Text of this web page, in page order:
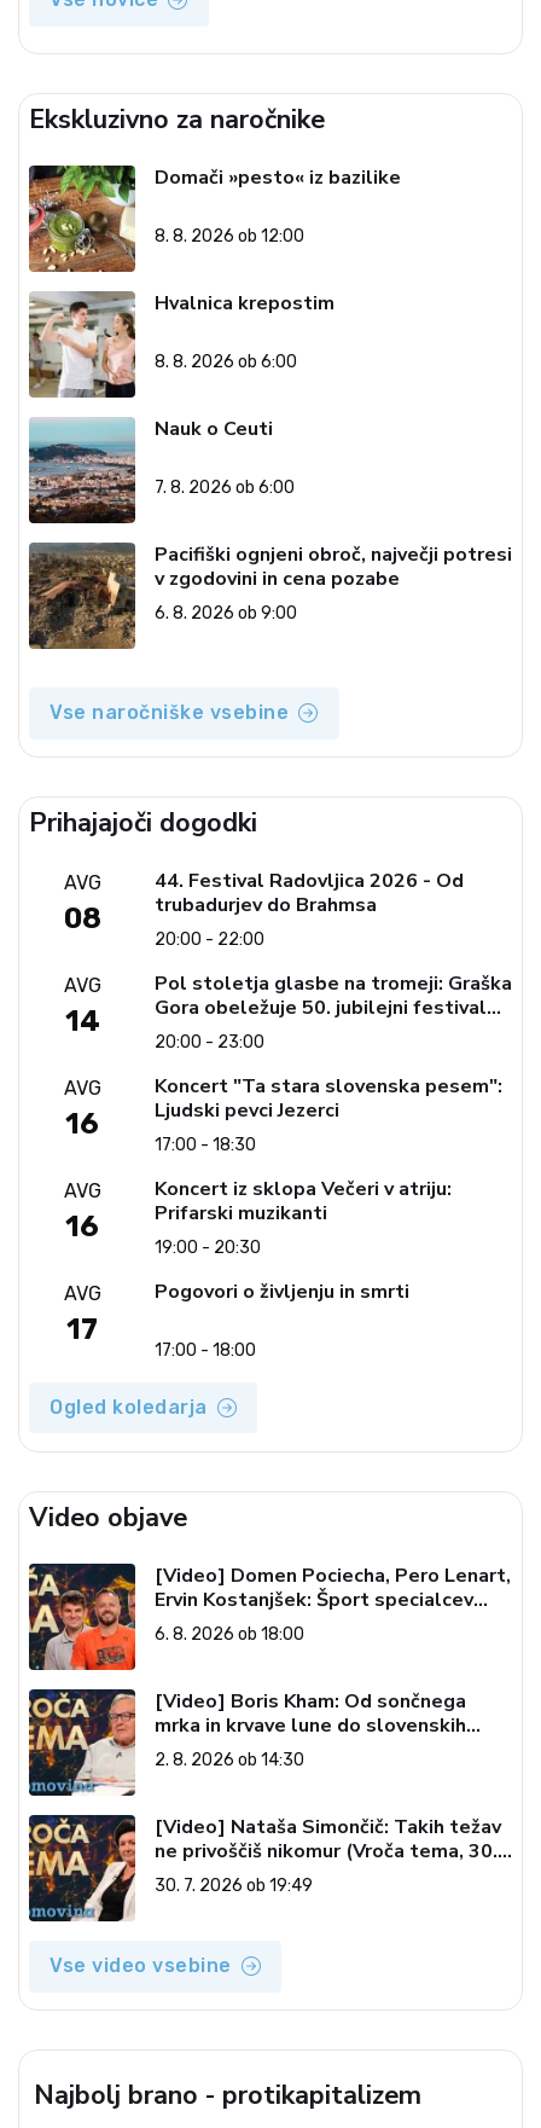
Ekskluzivno za naročnike
Domači »pesto« iz bazilike
8. 8. 2026 ob 12:00
Hvalnica krepostim
8. 8. 2026 ob 6:00
Nauk o Ceuti
7. 8. 2026 ob 6:00
Pacifiški ognjeni obroč, največji potresi
v zgodovini in cena pozabe
6. 8. 2026 ob 9:00
Vse naročniške vsebine
Prihajajoči dogodki
AVG
08
44. Festival Radovljica 2026 - Od
trubadurjev do Brahmsa
20:00 - 22:00
AVG
14
Pol stoletja glasbe na tromeji: Graška
Gora obeležuje 50. jubilejni festival
narodno-zabavne glasbe
20:00 - 23:00
AVG
16
Koncert "Ta stara slovenska pesem":
Ljudski pevci Jezerci
17:00 - 18:30
AVG
16
Koncert iz sklopa Večeri v atriju:
Prifarski muzikanti
19:00 - 20:30
AVG
17
Pogovori o življenju in smrti
17:00 - 18:00
Ogled koledarja
Video objave
[Video] Domen Pociecha, Pero Lenart,
Ervin Kostanjšek: Šport specialcev
(Vroča tema, 6. 8. 2026)
6. 8. 2026 ob 18:00
[Video] Boris Kham: Od sončnega
mrka in krvave lune do slovenskih
pečatov v vesolju (Vroča tema, 2. 8.
2026)
2. 8. 2026 ob 14:30
[Video] Nataša Simončič: Takih težav
ne privoščiš nikomur (Vroča tema, 30.
7. 2026)
30. 7. 2026 ob 19:49
Vse video vsebine
Najbolj brano - protikapitalizem